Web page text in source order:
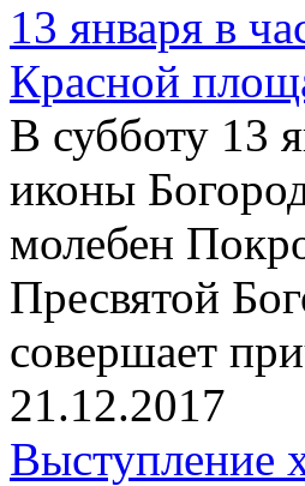
13 января в
Красной
В субботу 13
иконы
молебен
Пресвятой
совершает
21.12.2017
Выступление